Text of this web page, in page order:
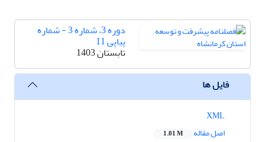
دوره 3، شماره 3 - شماره
پیاپی 11
تابستان 1403
فایل ها
اصل مقاله
1.01 M